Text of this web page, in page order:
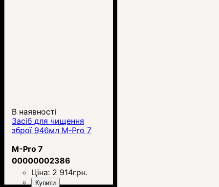
В наявності
Засіб для чищення
зброї 946мл M-Pro 7
M-Pro 7
00000002386
Ціна: 2 914грн.
Купити